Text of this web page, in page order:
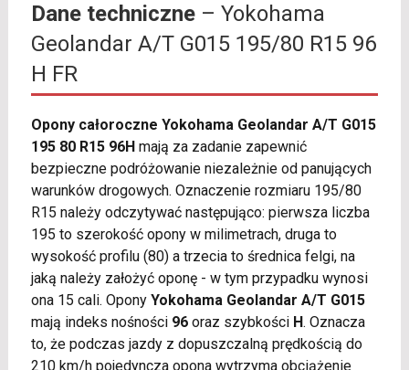
Dane techniczne– Yokohama
Geolandar A/T G015 195/80 R15 96
H FR
Opony całoroczne Yokohama Geolandar A/T G015
195 80 R15 96Hmają za zadanie zapewnić
bezpieczne podróżowanie niezależnie od panujących
warunków drogowych. Oznaczenie rozmiaru 195/80
R15 należy odczytywać następująco: pierwsza liczba
195 to szerokość opony w milimetrach, druga to
wysokość profilu (80) a trzecia to średnica felgi, na
jaką należy założyć oponę - w tym przypadku wynosi
ona 15 cali. Opony Yokohama Geolandar A/T G015
mają indeks nośności 96oraz szybkości H. Oznacza
to, że podczas jazdy z dopuszczalną prędkością do
210 km/h pojedyncza opona wytrzyma obciążenie